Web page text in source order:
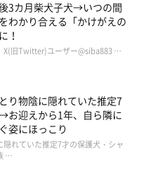
3カ月柴犬子犬→いつの間
わかり合える「かけがえの
！
X(旧Twitter)ユーザー@siba883 …
り物陰に隠れていた推定7
お迎えから1年、自ら隣に
姿にほっこり
隠れていた推定7才の保護犬・シャ
…